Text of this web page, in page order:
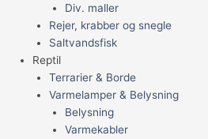
Div. maller
Rejer, krabber og snegle
Saltvandsfisk
Reptil
Terrarier & Borde
Varmelamper & Belysning
Belysning
Varmekabler